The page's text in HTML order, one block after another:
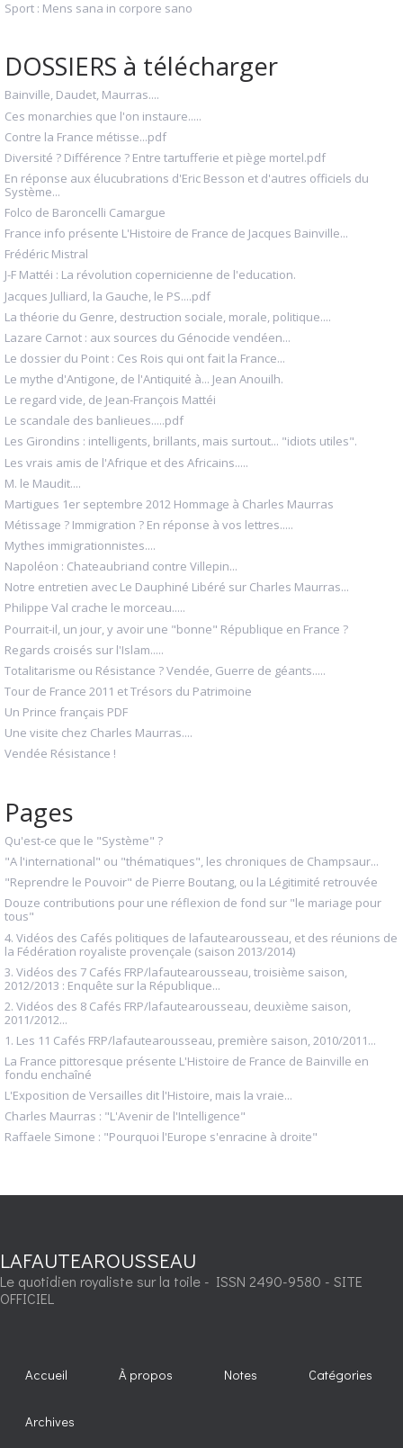
Sport : Mens sana in corpore sano
DOSSIERS à télécharger
Bainville, Daudet, Maurras....
Ces monarchies que l'on instaure.....
Contre la France métisse...pdf
Diversité ? Différence ? Entre tartufferie et piège mortel.pdf
En réponse aux élucubrations d'Eric Besson et d'autres officiels du
Système...
Folco de Baroncelli Camargue
France info présente L'Histoire de France de Jacques Bainville...
Frédéric Mistral
J-F Mattéi : La révolution copernicienne de l'education.
Jacques Julliard, la Gauche, le PS....pdf
La théorie du Genre, destruction sociale, morale, politique....
Lazare Carnot : aux sources du Génocide vendéen...
Le dossier du Point : Ces Rois qui ont fait la France...
Le mythe d'Antigone, de l'Antiquité à... Jean Anouilh.
Le regard vide, de Jean-François Mattéi
Le scandale des banlieues.....pdf
Les Girondins : intelligents, brillants, mais surtout... "idiots utiles".
Les vrais amis de l'Afrique et des Africains.....
M. le Maudit....
Martigues 1er septembre 2012 Hommage à Charles Maurras
Métissage ? Immigration ? En réponse à vos lettres.....
Mythes immigrationnistes....
Napoléon : Chateaubriand contre Villepin...
Notre entretien avec Le Dauphiné Libéré sur Charles Maurras...
Philippe Val crache le morceau.....
Pourrait-il, un jour, y avoir une "bonne" République en France ?
Regards croisés sur l'Islam.....
Totalitarisme ou Résistance ? Vendée, Guerre de géants.....
Tour de France 2011 et Trésors du Patrimoine
Un Prince français PDF
Une visite chez Charles Maurras....
Vendée Résistance !
Pages
Qu'est-ce que le "Système" ?
"A l'international" ou "thématiques", les chroniques de Champsaur...
"Reprendre le Pouvoir" de Pierre Boutang, ou la Légitimité retrouvée
Douze contributions pour une réflexion de fond sur "le mariage pour
tous"
4. Vidéos des Cafés politiques de lafautearousseau, et des réunions de
la Fédération royaliste provençale (saison 2013/2014)
3. Vidéos des 7 Cafés FRP/lafautearousseau, troisième saison,
2012/2013 : Enquête sur la République...
2. Vidéos des 8 Cafés FRP/lafautearousseau, deuxième saison,
2011/2012...
1. Les 11 Cafés FRP/lafautearousseau, première saison, 2010/2011...
La France pittoresque présente L'Histoire de France de Bainville en
fondu enchaîné
L'Exposition de Versailles dit l'Histoire, mais la vraie...
Charles Maurras : "L'Avenir de l'Intelligence"
Raffaele Simone : "Pourquoi l'Europe s'enracine à droite"
LAFAUTEAROUSSEAU
Le quotidien royaliste sur la toile - ISSN 2490-9580 - SITE
OFFICIEL
Accueil À propos Notes Catégories
Archives